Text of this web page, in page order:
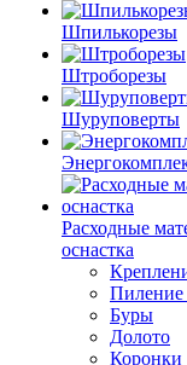
Шпилькорезы
Штроборезы
Шуруповерты
Расходные
оснастка
Пиление
Буры
Долото
Коронки